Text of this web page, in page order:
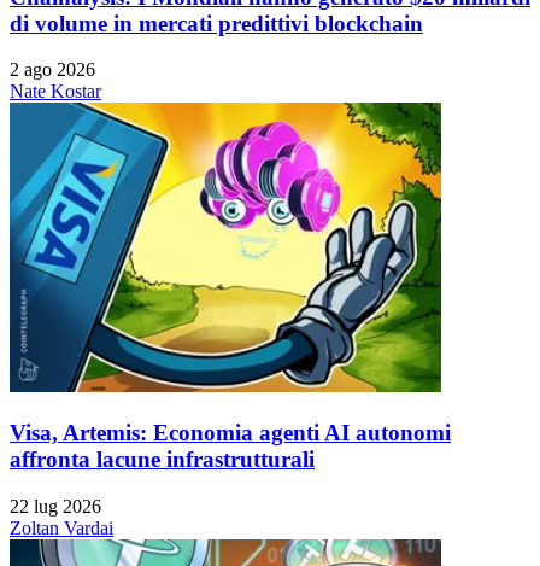
di volume in mercati predittivi blockchain
2 ago 2026
Nate Kostar
Visa, Artemis: Economia agenti AI autonomi
affronta lacune infrastrutturali
22 lug 2026
Zoltan Vardai